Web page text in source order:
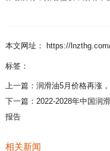
本文网址： https://
标签：
上一篇： 润滑油5月价格再涨
下一篇： 2022-2028年中国润
报告
相关新闻